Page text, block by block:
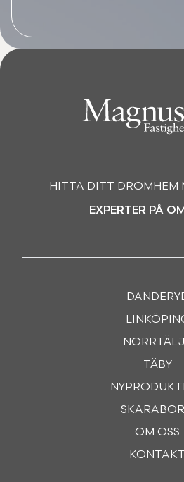
HITTA DITT DRÖMHEM
EXPERTER PÅ
TÄBY
OM OSS
KONTAKT